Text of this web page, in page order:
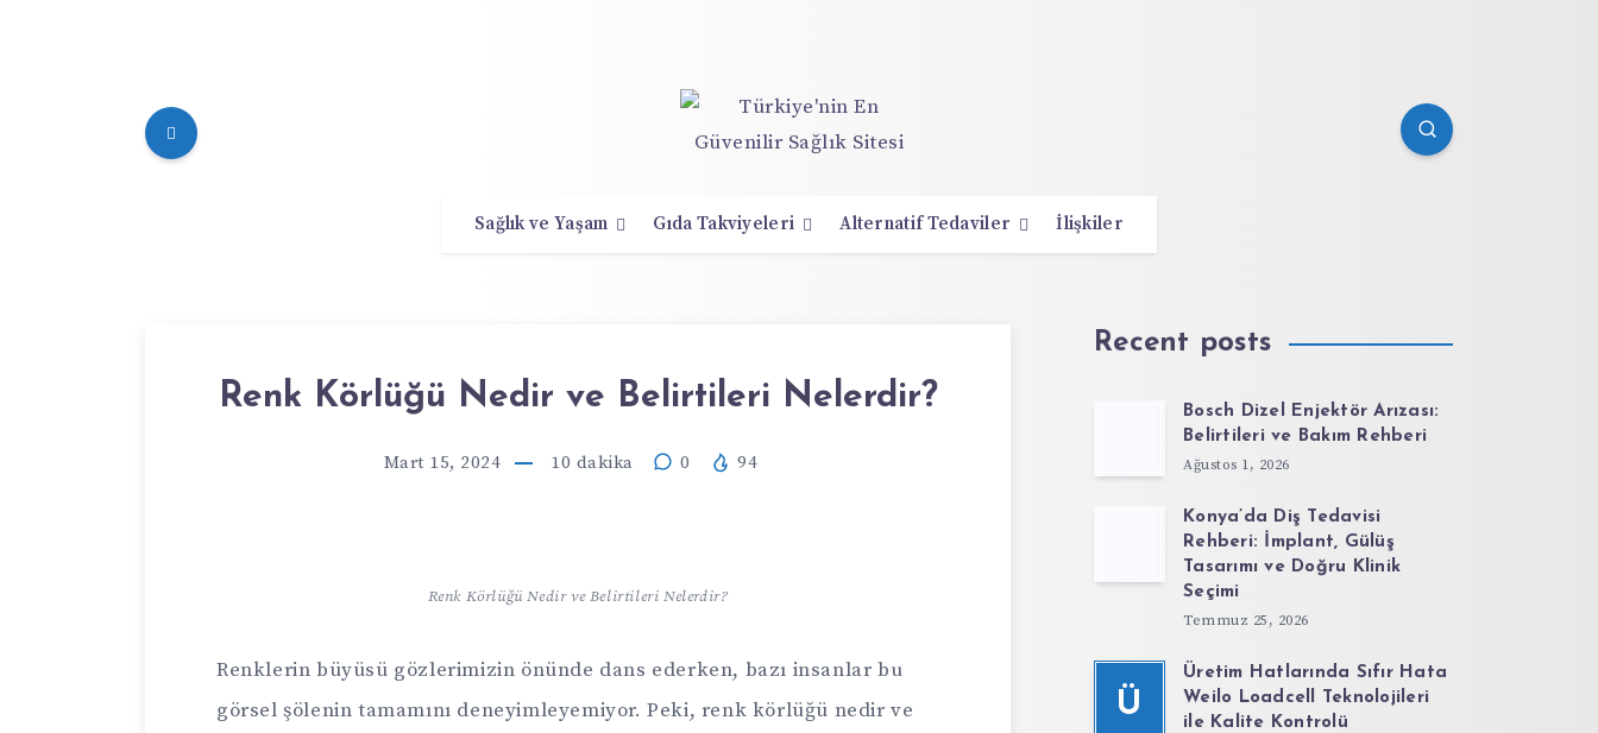
Sağlık ve Yaşam Gıda Takviyeleri Alternatif Tedaviler İlişkiler
Renk Körlüğü Nedir ve Belirtileri Nelerdir?
Mart 15, 2024 10 dakika 0 94
Renk Körlüğü Nedir ve Belirtileri Nelerdir?
Renklerin büyüsü gözlerimizin önünde dans ederken, bazı insanlar bu
görsel şölenin tamamını deneyimleyemiyor. Peki, renk körlüğü nedir ve
Recent posts
Bosch Dizel Enjektör Arızası:
Belirtileri ve Bakım Rehberi
Ağustos 1, 2026
Konya’da Diş Tedavisi
Rehberi: İmplant, Gülüş
Tasarımı ve Doğru Klinik
Seçimi
Temmuz 25, 2026
Ü
Üretim Hatlarında Sıfır Hata
Weilo Loadcell Teknolojileri
ile Kalite Kontrolü